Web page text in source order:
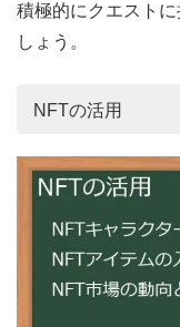
積極的にクエスト
しょう。
NFTの活用